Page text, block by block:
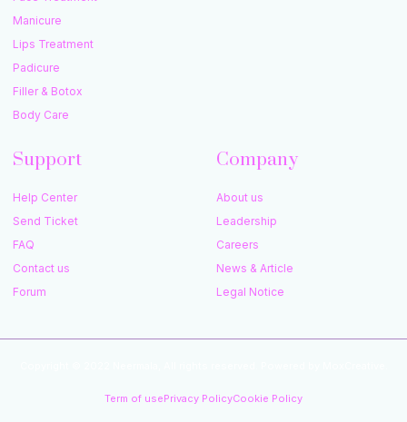
Manicure
Lips Treatment
Padicure
Filler & Botox
Body Care
Support
Help Center
Send Ticket
FAQ
Contact us
Forum
Company
About us
Leadership
Careers
News & Article
Legal Notice
Term of usePrivacy PolicyCookie Policy